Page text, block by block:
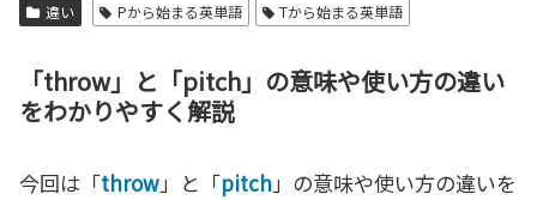
違い Pから始まる英単語 Tから始まる英単語
「throw」と「pitch」の意味や使い方の違い
をわかりやすく解説
今回は「throw」と「pitch」の意味や使い方の違いを